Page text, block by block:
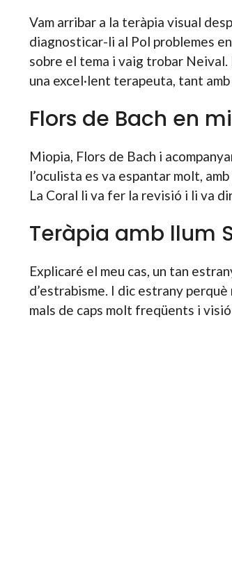
Vam arribar a la teràpia visual
diagnosticar-li al Pol problemes
sobre el tema i vaig trobar
una excel·lent terapeuta, tant
Flors de Bach en
Miopia, Flors de Bach i
l’oculista es va espantar molt,
La Coral li va fer la revisió i li va
Teràpia amb llum
Explicaré el meu cas, un tan
d’estrabisme. I dic estrany
mals de caps molt freqüents i